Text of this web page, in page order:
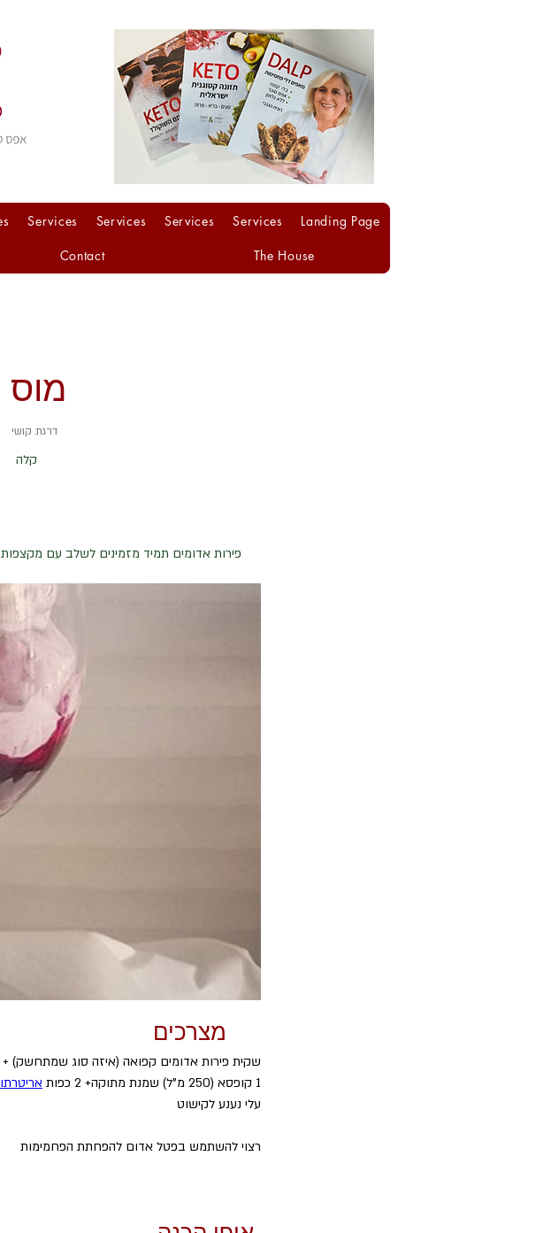
Landing Page
Services
Services
Services
Services
The House
Contact
מוס
דרגת קושי
קלה
פירות אדומים תמיד מזמינים לשלב עם
מצרכים
שקית פירות אדומים קפואה (איזה סוג שמתחשק) + 2 כפות
1 קופסא (250 מ"ל) שמנת מתוקה+ 2 כפות
עלי נענע לקישוט
רצוי להשתמש בפטל אדום להפחתת הפחמימות